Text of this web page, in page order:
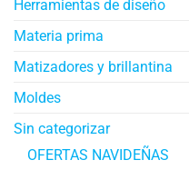
Herramientas de diseño
Materia prima
Matizadores y brillantina
Moldes
Sin categorizar
OFERTAS NAVIDEÑAS